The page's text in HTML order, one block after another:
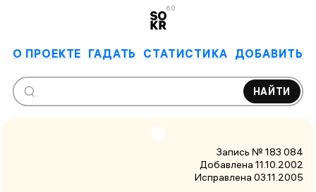
6.0
О ПРОЕКТЕ ГАДАТЬ СТАТИСТИКА ДОБАВИТЬ
НАЙТИ
Запись № 183 084
Добавлена 11.10.2002
Исправлена 03.11.2005